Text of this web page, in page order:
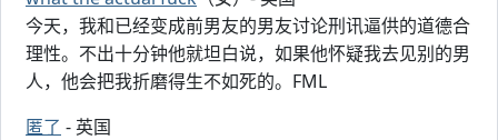
今天，我和已经变成前男友的男友讨论刑讯逼供的道德合
理性。不出十分钟他就坦白说，如果他怀疑我去见别的男
人，他会把我折磨得生不如死的。FML
匿了 - 英国